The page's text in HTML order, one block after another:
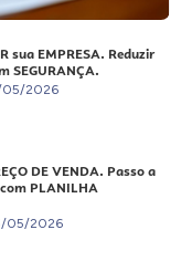
sua EMPRESA. Reduzir
SEGURANÇA.
05/2026
DE VENDA. Passo a
PLANILHA
05/2026